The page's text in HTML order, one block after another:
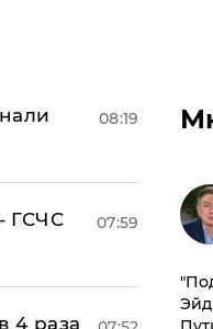
08:19
ГСЧС
07:59
4 раза